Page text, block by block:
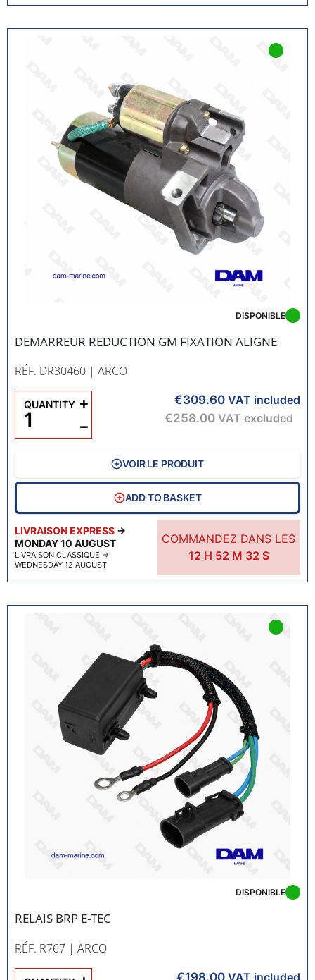
DEMARREUR REDUCTION GM FIXATION ALIGNE
RÉF. DR30460 | ARCO
LIVRAISON EXPRESS →
MONDAY 10 AUGUST
LIVRAISON CLASSIQUE →
WEDNESDAY 12 AUGUST
COMMANDEZ DANS LES
12 H 52 M 31S
DISPONIBLE
€309.60 VAT included
€258.00 VAT excluded
QUANTITY
−
+
VOIR LE PRODUIT
ADD TO BASKET
RELAIS BRP E-TEC
RÉF. R767 | ARCO
DISPONIBLE
€198.00 VAT included